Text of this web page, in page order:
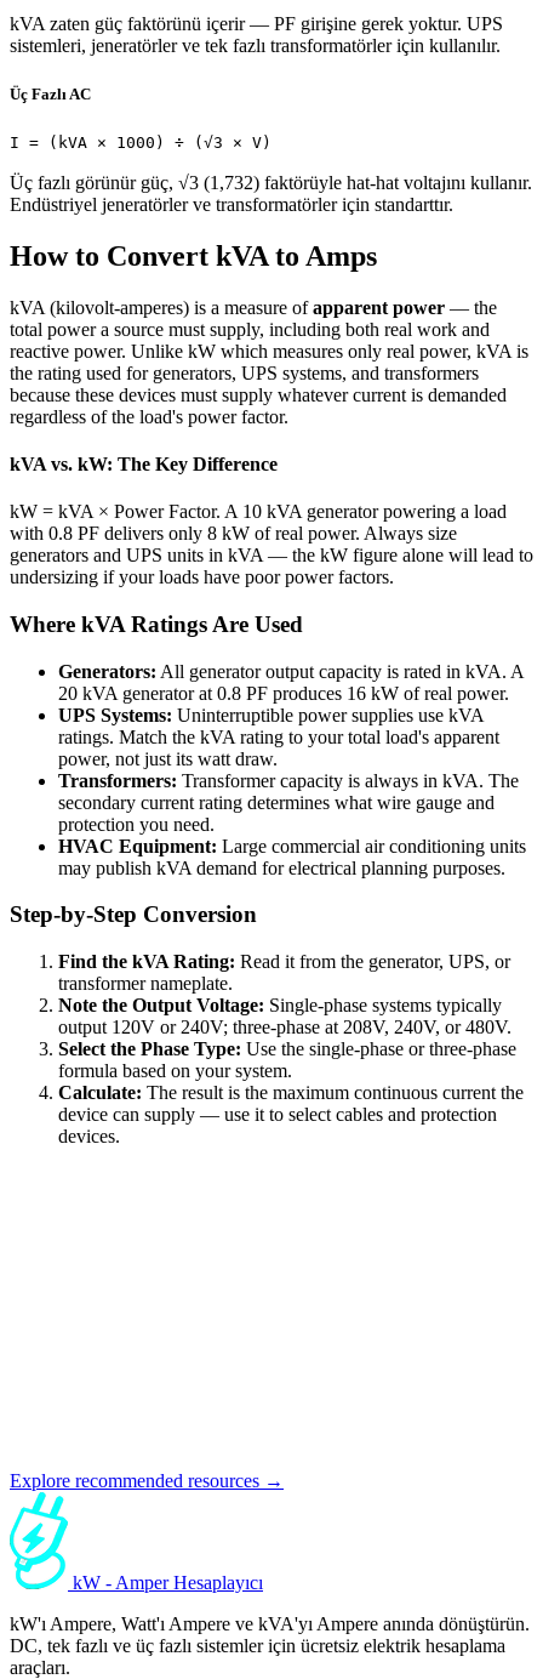
kVA zaten güç faktörünü içerir — PF girişine gerek yoktur. UPS
sistemleri, jeneratörler ve tek fazlı transformatörler için kullanılır.
Üç Fazlı AC
I = (kVA × 1000) ÷ (√3 × V)
Üç fazlı görünür güç, √3 (1,732) faktörüyle hat-hat voltajını kullanır.
Endüstriyel jeneratörler ve transformatörler için standarttır.
How to Convert kVA to Amps
kVA (kilovolt-amperes) is a measure ofapparent power — the
total power a source must supply, including both real work and
reactive power. Unlike kW which measures only real power, kVA is
the rating used for generators, UPS systems, and transformers
because these devices must supply whatever current is demanded
regardless of the load's power factor.
kVA vs. kW: The Key Difference
kW = kVA × Power Factor. A 10 kVA generator powering a load
with 0.8 PF delivers only 8 kW of real power. Always size
generators and UPS units in kVA — the kW figure alone will lead to
undersizing if your loads have poor power factors.
Where kVA Ratings Are Used
Generators: All generator output capacity is rated in kVA. A
20 kVA generator at 0.8 PF produces 16 kW of real power.
UPS Systems: Uninterruptible power supplies use kVA
ratings. Match the kVA rating to your total load's apparent
power, not just its watt draw.
Transformers: Transformer capacity is always in kVA. The
secondary current rating determines what wire gauge and
protection you need.
HVAC Equipment: Large commercial air conditioning units
may publish kVA demand for electrical planning purposes.
Step-by-Step Conversion
Find the kVA Rating: Read it from the generator, UPS, or
transformer nameplate.
Note the Output Voltage: Single-phase systems typically
output 120V or 240V; three-phase at 208V, 240V, or 480V.
Select the Phase Type: Use the single-phase or three-phase
formula based on your system.
Calculate: The result is the maximum continuous current the
device can supply — use it to select cables and protection
devices.
Explore recommended resources →
kW - Amper Hesaplayıcı
kW'ı Ampere, Watt'ı Ampere ve kVA'yı Ampere anında dönüştürün.
DC, tek fazlı ve üç fazlı sistemler için ücretsiz elektrik hesaplama
araçları.